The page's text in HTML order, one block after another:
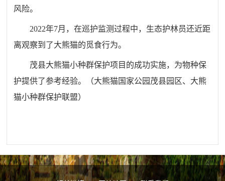
风险。
2022年7月，在巡护监测过程中，生态护林员还近距
离观察到了大熊猫的觅食行为。
茂县大熊猫小种群保护项目的成功实施，为物种保
护提供了参考经验。
（大熊猫国家公园茂县园区、大熊
猫小种群保护联盟）